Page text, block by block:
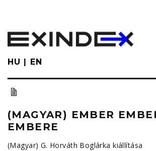
main
content
HU EN
(MAGYAR) EMBER
EMBERE
(Magyar) G. Horváth Boglárka kiállítása